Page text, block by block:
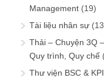
Management (19)
Tài liệu nhân sự
Thải – Chuyện 3Q
Quy trình, Quy chế
Thư viện BSC & KPI